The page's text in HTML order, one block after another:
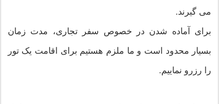
می گیرند.
برای آماده شدن در خصوص سفر تجاری، مدت زمان
بسیار محدود است و ما ملزم هستیم برای اقامت یک تور
را رزرو نماییم.